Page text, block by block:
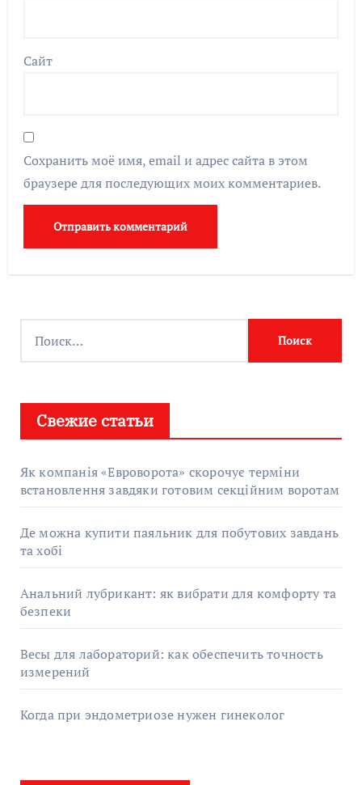
Сайт
Сохранить моё имя, email и адрес сайта в этом
браузере для последующих моих комментариев.
Свежие статьи
Як компанія «Евроворота» скорочує терміни
встановлення завдяки готовим секційним воротам
Де можна купити паяльник для побутових завдань
та хобі
Анальний лубрикант: як вибрати для комфорту та
безпеки
Весы для лабораторий: как обеспечить точность
измерений
Когда при эндометриозе нужен гинеколог